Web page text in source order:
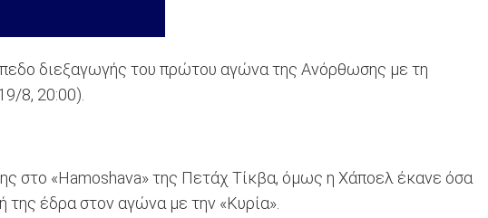
διεξαγωγής του πρώτου αγώνα της Ανόρθωσης με τη
8, 20:00).
στο «Hamoshava» της Πετάχ Τίκβα, όμως η Χάποελ έκανε όσα
της έδρα στον αγώνα με την «Κυρία».